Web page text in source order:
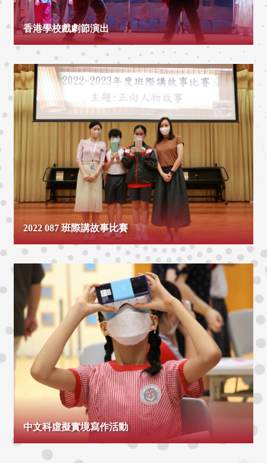
香港學校戲劇節演出
2022 087 班際講故事比賽
中文科虛擬實境寫作活動